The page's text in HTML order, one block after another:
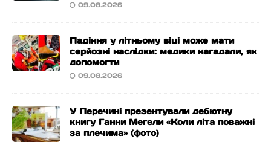
09.08.2026
Падіння у літньому віці може мати
серйозні наслідки: медики нагадали, як
допомогти
09.08.2026
У Перечині презентували дебютну
книгу Ганни Мегели «Коли літа поважні
за плечима» (фото)